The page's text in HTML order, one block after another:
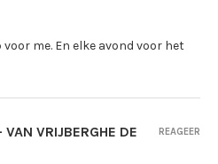
me. En elke avond voor het
VRIJBERGHE DE
REAGEER